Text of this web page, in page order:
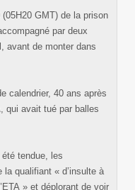
GMT) de la prison
par deux
avant de monter dans
calendrier, 40 ans après
qui avait tué par balles
été tendue, les
qualifiant « d’insulte à
» et déplorant de voir